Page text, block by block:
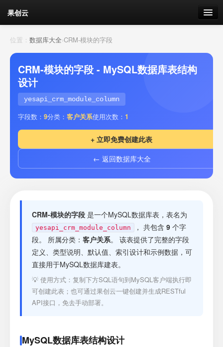
果创云
数据表单
API接口
云存储
流量 剩余接口流量
套餐
接口测试
位置： 数据库大全›CRM-模块的字段
CRM-模块的字段 - MySQL数据库表结构
设计
yesapi_crm_module_column
字段数： 9分类： 客户关系使用次数： 1
+ 立即免费创建此表
← 返回数据库大全
CRM-模块的字段 是一个MySQL数据库表，表名为
yesapi_crm_module_column ， 共包含 9 个字
段。 所属分类： 客户关系。 该表提供了完整的字段
定义、类型说明、默认值、索引设计和示例数据，可
直接用于MySQL数据库建表。
💡 使用方式：复制下方SQL语句到MySQL客户端执行即
可创建此表；也可通过果创云一键创建并生成RESTful
API接口，免去手动部署。
MySQL数据库表结构设计